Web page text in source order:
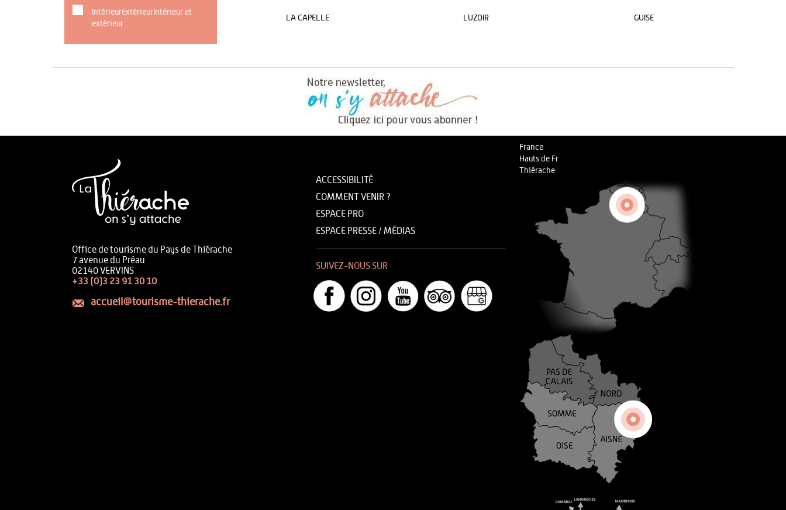
IntérieurExtérieurIntérieur et
extérieur
LA CAPELLE LUZOIR GUISE
Office de tourisme du Pays de Thiérache
7 avenue du Préau
02140 VERVINS
+33 (0)3 23 91 30 10
accueil@tourisme-thierache.fr
ACCESSIBILITÉ
COMMENT VENIR ?
ESPACE PRO
ESPACE PRESSE / MÉDIAS
SUIVEZ-NOUS SUR
France
Hauts de Fr
Thiérache